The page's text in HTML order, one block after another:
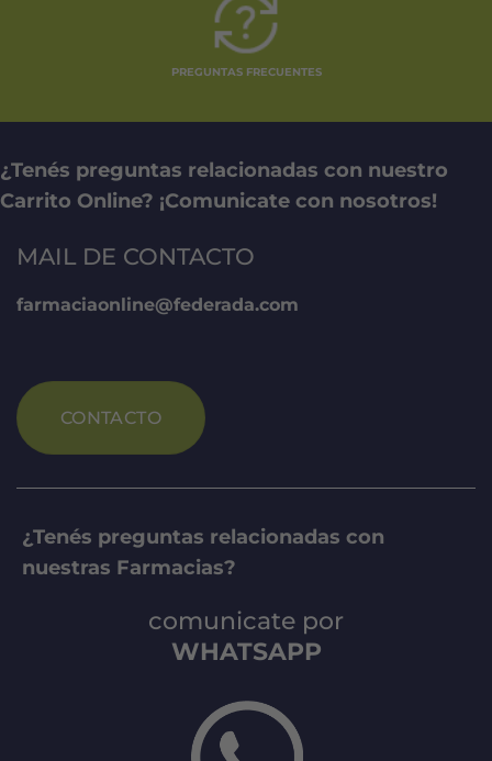
PREGUNTAS FRECUENTES
¿Tenés preguntas relacionadas con nuestro
Carrito Online? ¡Comunicate con nosotros!
MAIL DE CONTACTO
farmaciaonline@federada.com
CONTACTO
¿Tenés preguntas relacionadas con
nuestras Farmacias?
comunicate por
WHATSAPP